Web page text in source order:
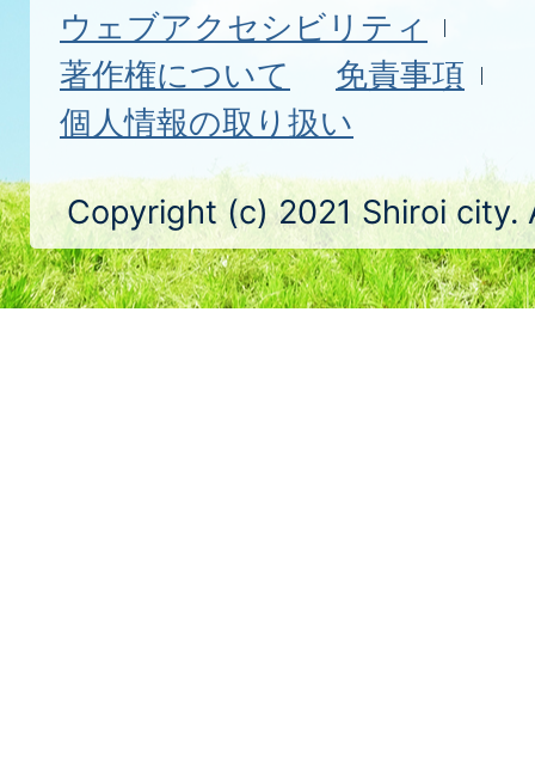
ウェブアクセシビリティ
著作権について
免責事項
個人情報の取り扱い
Copyright (c) 2021 Shiroi city.